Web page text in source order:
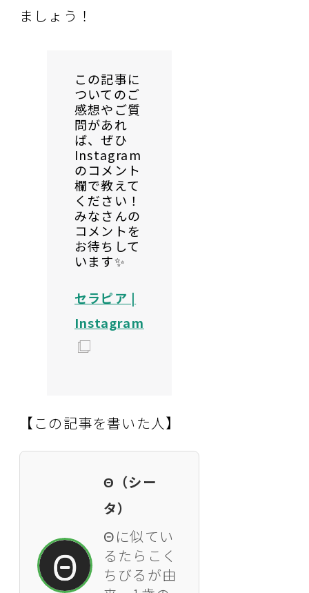
ましょう！
この記事に
ついてのご
感想やご質
問があれ
ば、ぜひ
Instagram
のコメント
欄で教えて
ください！
みなさんの
コメントを
お待ちして
います✨
セラピア |
Instagram
【この記事を書いた人】
Θ（シー
タ）
Θに似てい
るたらこく
ちびるが由